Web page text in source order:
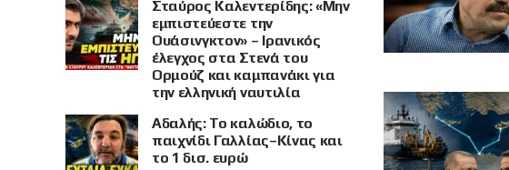
Σταύρος Καλεντερίδης: «Μην
εμπιστεύεστε την
Ουάσινγκτον» – Ιρανικός
έλεγχος στα Στενά του
Ορμούζ και καμπανάκι για
την ελληνική ναυτιλία
Αδαλής: Το καλώδιο, το
παιχνίδι Γαλλίας–Κίνας και
το 1 δισ. ευρώ